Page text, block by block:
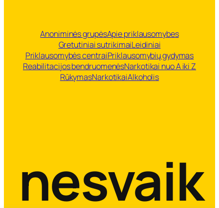
Anoniminės grupėsApie priklausomybes
Gretutiniai sutrikimaiLeidiniai
Priklausomybės centraiPriklausomybių gydymas
Reabilitacijos bendruomenėsNarkotikai nuo A iki Z
RūkymasNarkotikaiAlkoholis
nesvaik